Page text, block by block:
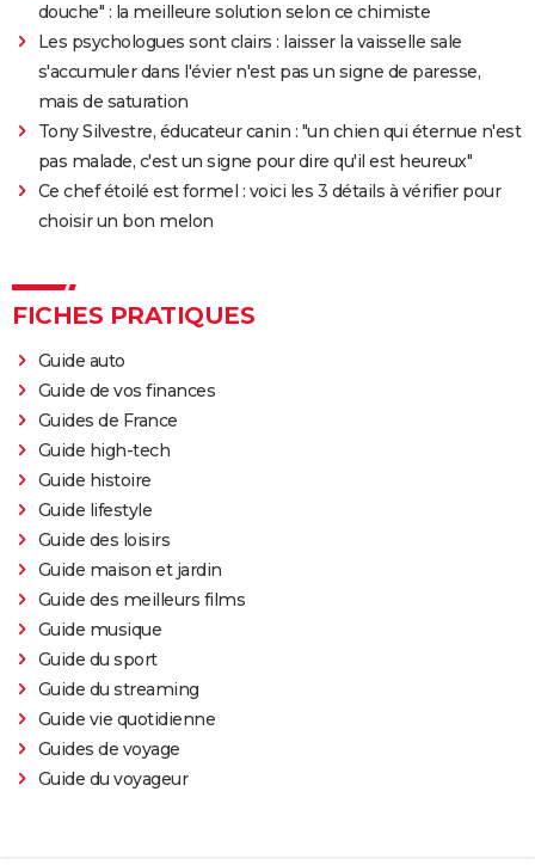
douche" : la meilleure solution selon ce chimiste
Les psychologues sont clairs : laisser la vaisselle sale
s'accumuler dans l'évier n'est pas un signe de paresse,
mais de saturation
Tony Silvestre, éducateur canin : "un chien qui éternue n'est
pas malade, c'est un signe pour dire qu'il est heureux"
Ce chef étoilé est formel : voici les 3 détails à vérifier pour
choisir un bon melon
FICHES PRATIQUES
Guide auto
Guide de vos finances
Guides de France
Guide high-tech
Guide histoire
Guide lifestyle
Guide des loisirs
Guide maison et jardin
Guide des meilleurs films
Guide musique
Guide du sport
Guide du streaming
Guide vie quotidienne
Guides de voyage
Guide du voyageur